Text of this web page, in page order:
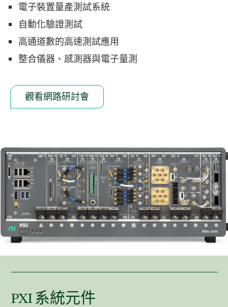
電子裝置量產測試系統
自動化驗證測試
高通道數的高速測試應用
整合儀器、感測器與電子量測
觀看網路研討會
PXI 系統元件